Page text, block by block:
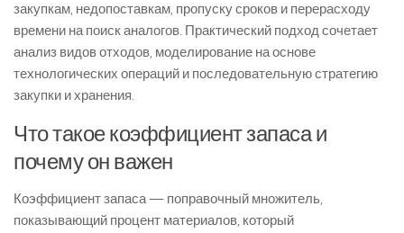
закупкам, недопоставкам, пропуску сроков и перерасходу
времени на поиск аналогов. Практический подход сочетает
анализ видов отходов, моделирование на основе
технологических операций и последовательную стратегию
закупки и хранения.
Что такое коэффициент запаса и
почему он важен
Коэффициент запаса — поправочный множитель,
показывающий процент материалов, который